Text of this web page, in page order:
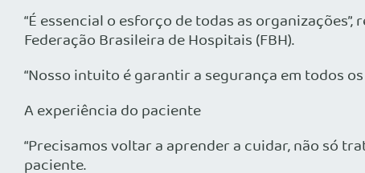
“É essencial o esforço de todas as
Federação Brasileira de Hospitais (FBH).
“Nosso intuito é garantir a segurança em todos
A experiência do paciente
“Precisamos voltar a aprender a cuidar, não só
paciente.